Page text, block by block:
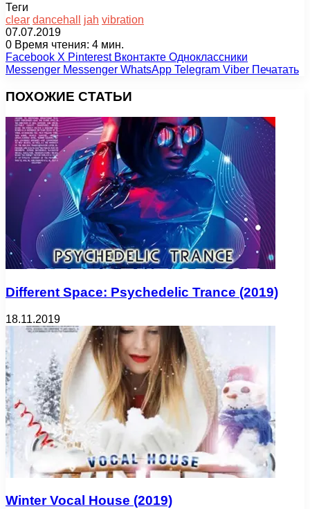
Теги
clear dancehall jah vibration
07.07.2019
0 Время чтения: 4 мин.
Facebook X Pinterest Вконтакте Одноклассники
Messenger Messenger WhatsApp Telegram Viber Печатать
ПОХОЖИЕ СТАТЬИ
Different Space: Psychedelic Trance (2019)
18.11.2019
Winter Vocal House (2019)